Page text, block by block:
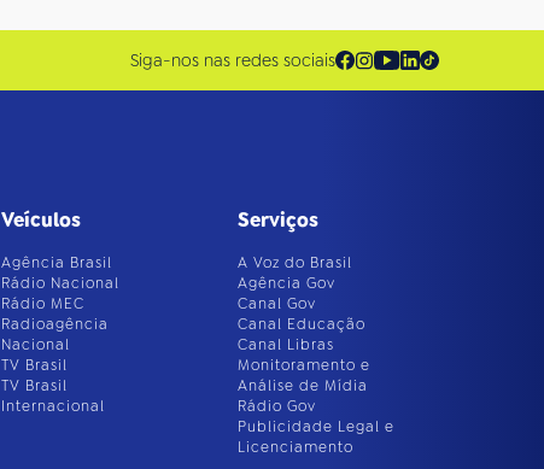
Siga-nos nas redes sociais
Veículos
Agência Brasil
Rádio Nacional
Rádio MEC
Radioagência
Nacional
TV Brasil
TV Brasil
Internacional
Serviços
A Voz do Brasil
Agência Gov
Canal Gov
Canal Educação
Canal Libras
Monitoramento e
Análise de Mídia
Rádio Gov
Publicidade Legal e
Licenciamento